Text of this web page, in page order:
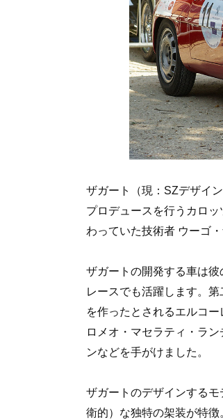
ザガート（現：SZデザイ
プロデュースを行うカロ
わっていた技術者 ウーゴ
ザガートの開発する車は彼
レースでも活躍します。
を作ったとされるエルコ
ロメオ・マセラティ・ラ
ンなどを手がけました。
ザガートのデザインする
衛的）な独特の架装が特